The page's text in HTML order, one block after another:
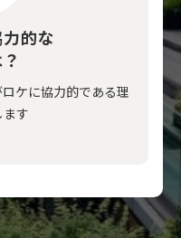
的な
ケに協力的である理
す